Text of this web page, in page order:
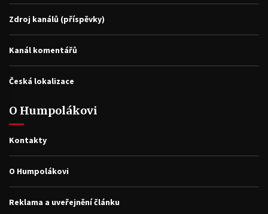
Zdroj kanálů (příspěvky)
Kanál komentářů
Česká lokalizace
O Humpolákovi
Kontakty
O Humpolákovi
Reklama a uveřejnění článku